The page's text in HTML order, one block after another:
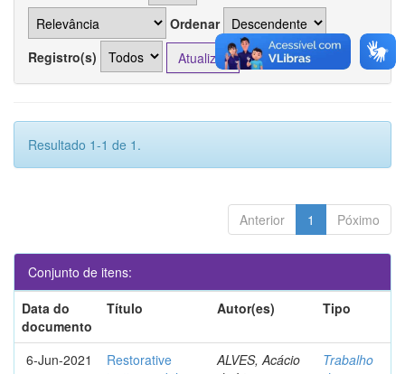
Ordenar
Registro(s)
Resultado 1-1 de 1.
Anterior 1 Póximo
Conjunto de itens:
Data do
documento
Título Autor(es) Tipo
6-Jun-2021
Restorative
ALVES, Acácio
Trabalho